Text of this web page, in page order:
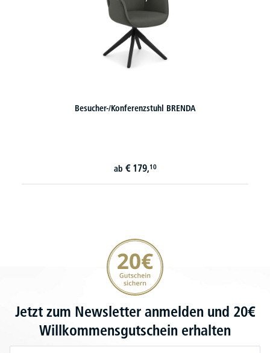
Besucher-/Konferenzstuhl BRENDA
ab € 179,10
20€ Gutschein sichern
Jetzt zum Newsletter anmelden und 20€
Willkommensgutschein erhalten